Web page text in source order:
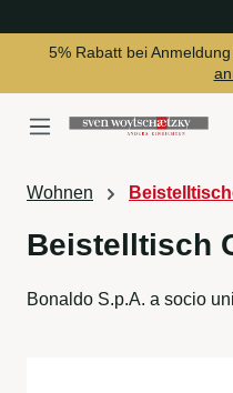
5% Rabatt bei
Wohnen
Beistelltisch
Bonaldo S.p.A. a socio